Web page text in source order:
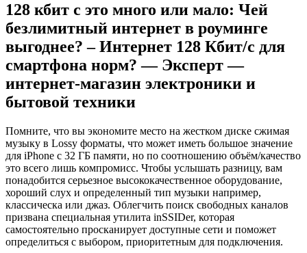
128 кбит с это много или мало: Чей
безлимитный интернет в роуминге
выгоднее? – Интернет 128 Кбит/с для
смартфона норм? — Эксперт —
интернет-магазин электроники и
бытовой техники
Помните, что вы экономите место на жестком диске сжимая
музыку в Lossy форматы, что может иметь большое значение
для iPhone с 32 ГБ памяти, но по соотношению объём/качество
это всего лишь компромисс. Чтобы услышать разницу, вам
понадобится серьезное высококачественное оборудование,
хороший слух и определенный тип музыки например,
классическа или джаз. Облегчить поиск свободных каналов
призвана специальная утилита inSSIDer, которая
самостоятельно просканирует доступные сети и поможет
определиться с выбором, приоритетным для подключения.